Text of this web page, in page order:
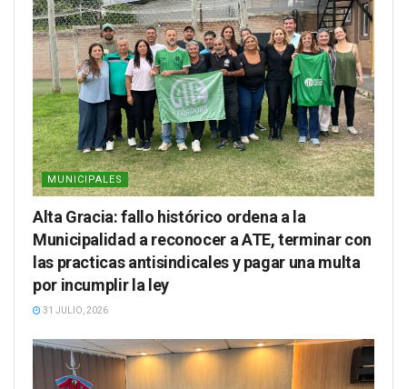
MUNICIPALES
Alta Gracia: fallo histórico ordena a la
Municipalidad a reconocer a ATE, terminar con
las practicas antisindicales y pagar una multa
por incumplir la ley
31 JULIO, 2026